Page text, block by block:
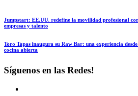
Jumpstart: EE.UU. redefine la movilidad profesional
empresas y talento
Toro Tapas inaugura su Raw Bar: una experiencia
cocina abierta
Síguenos en las Redes!